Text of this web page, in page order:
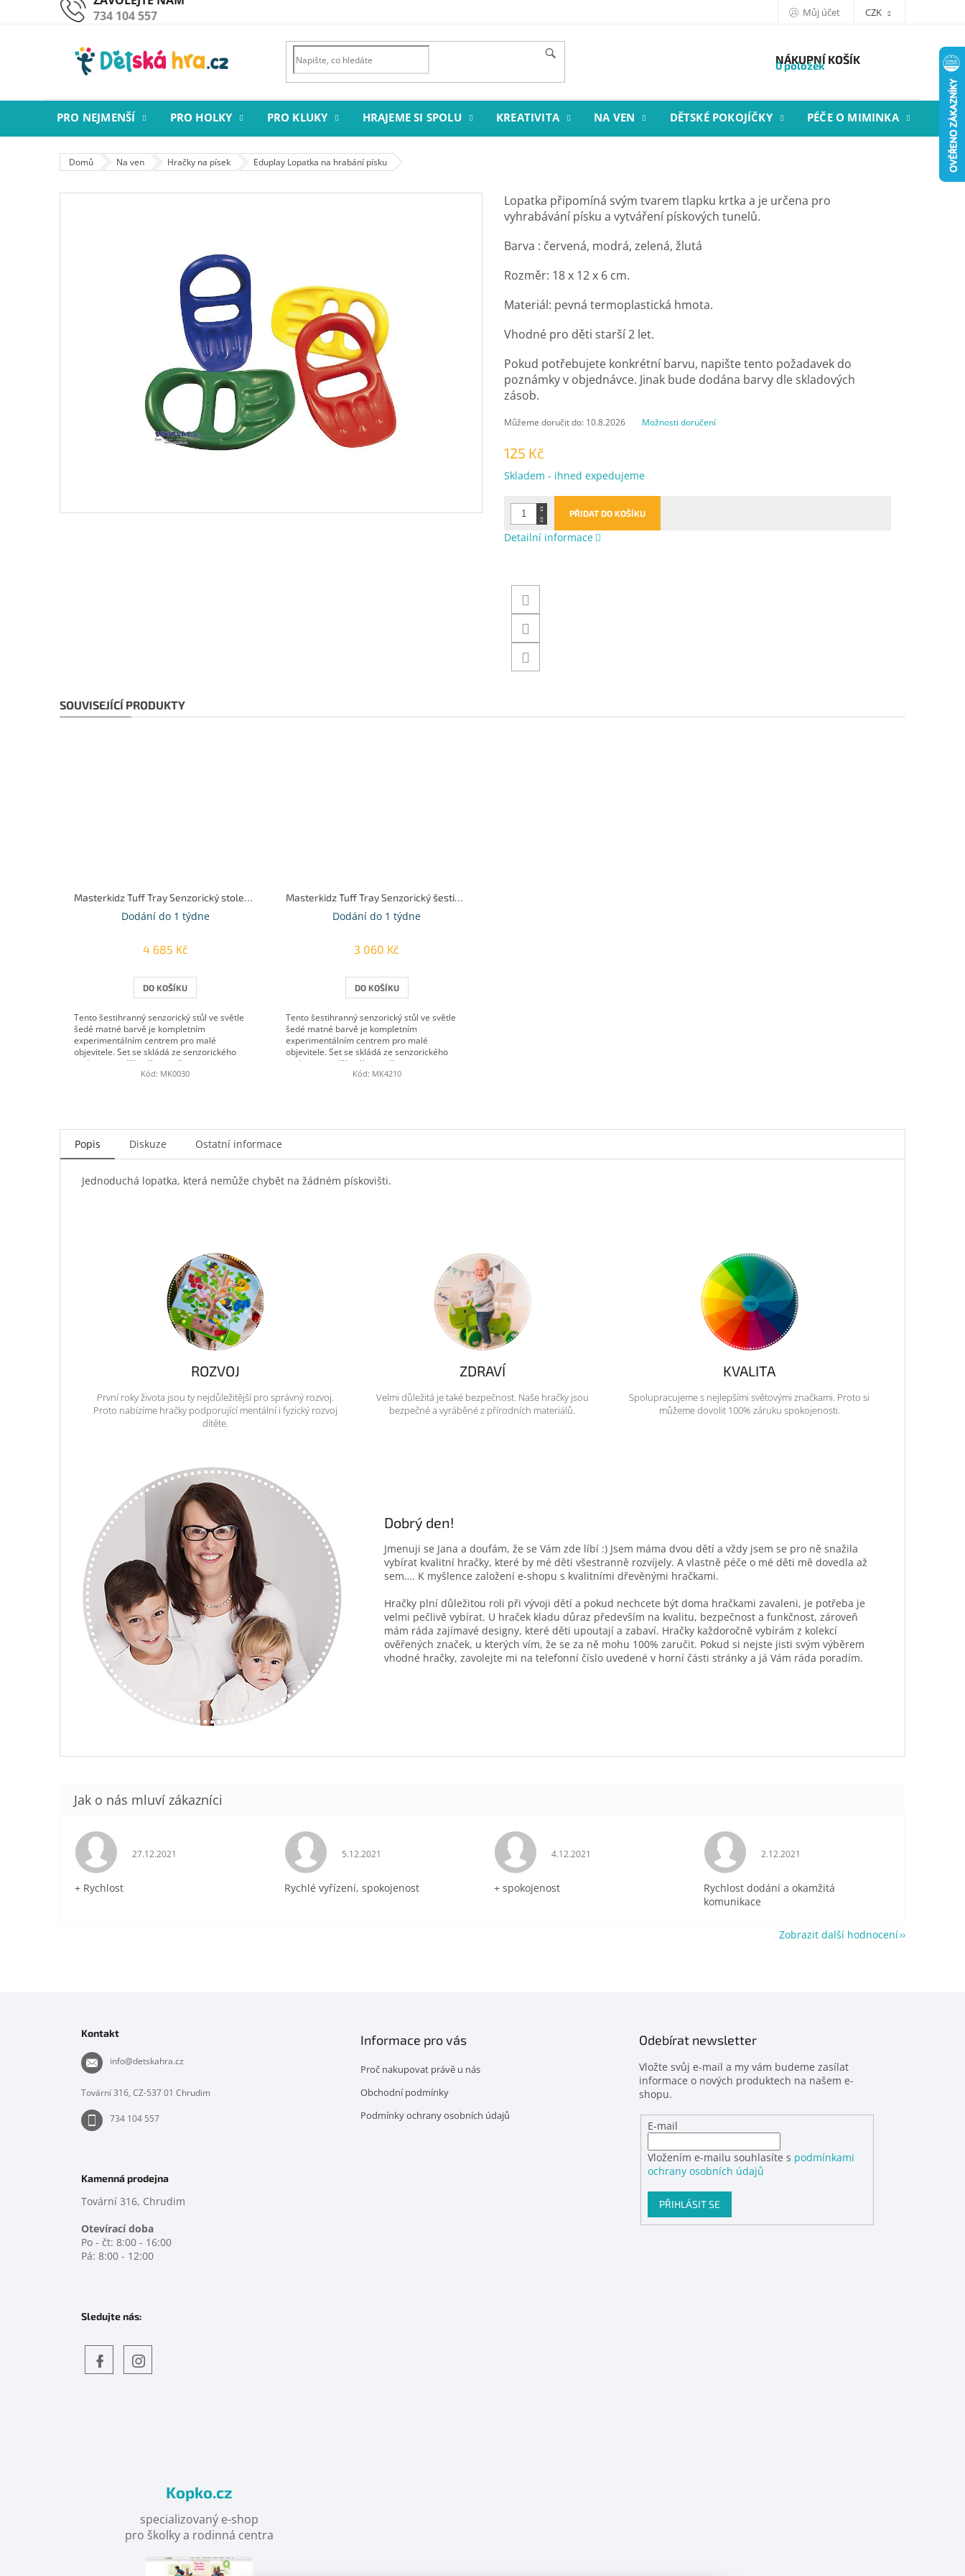
734 104 557 Můj účet CZK
NÁKUPNÍ KOŠÍK
0 položek
PRO NEJMENŠÍ PRO HOLKY PRO KLUKY HRAJEME SI SPOLU KREATIVITA NA VEN DĚTSKÉ POKOJÍČKY PÉČE O MIMINKA
Domů Na ven Hračky na písek Eduplay Lopatka na hrabání písku
125 Kč
Měrná
Skladem - ihned expedujeme
Můžeme doručit do: 10.8.2026 Možnosti doručení
PŘIDAT DO KOŠÍKU
Lopatka připomíná svým tvarem tlapku krtka a je určena pro
vyhrabávání písku a vytváření pískových tunelů.
Barva : červená, modrá, zelená, žlutá
Rozměr: 18 x 12 x 6 cm.
Materiál: pevná termoplastická hmota.
Vhodné pro děti starší 2 let.
Pokud potřebujete konkrétní barvu, napište tento požadavek do
poznámky v objednávce. Jinak bude dodána barvy dle skladových
zásob.
Detailní informace
SOUVISEJÍCÍ PRODUKTY
Masterkidz Tuff Tray Senzorický stolek se 3 přihrádkami
Dodání do 1 týdne
4 685 Kč
DO KOŠÍKU
Tento šestihranný senzorický stůl ve světle
šedé matné barvě je kompletním
experimentálním centrem pro malé
objevitele. Set se skládá ze senzorického
podnosu rozděleného na tři...
Kód: MK0030
Masterkidz Tuff Tray Senzorický šestihran se 3 přihrádkami
Dodání do 1 týdne
3 060 Kč
DO KOŠÍKU
Tento šestihranný senzorický stůl ve světle
šedé matné barvě je kompletním
experimentálním centrem pro malé
objevitele. Set se skládá ze senzorického
podnosu rozděleného na tři...
Kód: MK4210
Popis Diskuze Ostatní informace
Jednoduchá lopatka, která nemůže chybět na žádném pískovišti.
ROZVOJ
První roky života jsou ty nejdůležitější pro správný rozvoj.
Proto nabízíme hračky podporující mentální i fyzický rozvoj
dítěte.
ZDRAVÍ
Velmi důležitá je také bezpečnost. Naše hračky jsou
bezpečné a vyráběné z přírodních materiálů.
KVALITA
Spolupracujeme s nejlepšími světovými značkami. Proto si
můžeme dovolit 100% záruku spokojenosti.
Dobrý den!
Jmenuji se Jana a doufám, že se Vám zde líbí :) Jsem máma dvou dětí a vždy jsem se pro ně snažila
vybírat kvalitní hračky, které by mé děti všestranně rozvíjely. A vlastně péče o mé děti mě dovedla až
sem…. K myšlence založení e-shopu s kvalitními dřevěnými hračkami.
Hračky plní důležitou roli při vývoji dětí a pokud nechcete být doma hračkami zavaleni, je potřeba je
velmi pečlivě vybírat. U hraček kladu důraz především na kvalitu, bezpečnost a funkčnost, zároveň
mám ráda zajímavé designy, které děti upoutají a zabaví. Hračky každoročně vybírám z kolekcí
ověřených značek, u kterých vím, že se za ně mohu 100% zaručit. Pokud si nejste jisti svým výběrem
vhodné hračky, zavolejte mi na telefonní číslo uvedené v horní části stránky a já Vám ráda poradím.
Hodnocení obchodu je 5 z 5 hvězdiček.
27.12.2021
+ Rychlost
Hodnocení obchodu je 5 z 5 hvězdiček.
5.12.2021
Rychlé vyřízení, spokojenost
Hodnocení obchodu je 5 z 5 hvězdiček.
4.12.2021
+ spokojenost
Hodnocení obchodu je 5 z 5 hvězdiček.
2.12.2021
Rychlost dodání a okamžitá
komunikace
Zobrazit další hodnocení
Kontakt
info@detskahra.cz
Tovární 316, CZ-537 01 Chrudim
734 104 557
Kamenná prodejna
Tovární 316, Chrudim
Otevírací doba
Po - čt: 8:00 - 16:00
Pá: 8:00 - 12:00
Sledujte nás:
Informace pro vás
Proč nakupovat právě u nás
Obchodní podmínky
Podmínky ochrany osobních údajů
Odebírat newsletter
Vložte svůj e-mail a my vám budeme zasílat
informace o nových produktech na našem e-
shopu.
E-mail
Vložením e-mailu souhlasíte s podmínkami
ochrany osobních údajů
PŘIHLÁSIT SE
Kopko.cz
specializovaný e-shop
pro školky a rodinná centra